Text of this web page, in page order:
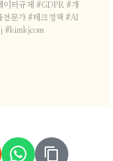
터규제 #GDPR #개
문가 #테크정책 #AI
#kimkjcom